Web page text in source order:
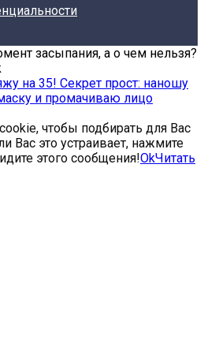
засыпания, а о чем нельзя?
на 35! Секрет прост: наношу
и промачиваю лицо
чтобы подбирать для Вас
Вас это устраивает, нажмите
этого сообщения!OkЧитать